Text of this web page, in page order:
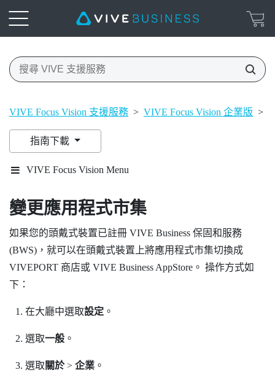
VIVE Focus Vision 支援服務 > VIVE Focus Vision 企業版 >
指南下載
VIVE Focus Vision Menu
變更應用程式市集
如果您的頭戴式裝置已註冊 VIVE Business 保固和服務
(BWS)，就可以在頭戴式裝置上將應用程式市集切換成
VIVEPORT 商店或 VIVE Business AppStore 。 操作方式如
下：
在大廳中選取設定。
選取一般。
選取 關於> 企業。